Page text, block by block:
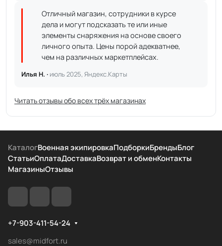
Отличный магазин, сотрудники в курсе
дела и могут подсказать те или иные
элементы снаряжения на основе своего
личного опыта. Цены порой адекватнее,
чем на различных маркетплейсах.
Илья Н. · июль 2025, Яндекс.Карты
Читать отзывы обо всех трёх магазинах
КаталогВоенная экипировкаПодборкиБрендыБлог
СтатьиОплатаДоставкаВозврат и обменКонтакты
МагазиныОтзывы
+7-903-411-54-24
sales@midfort.ru